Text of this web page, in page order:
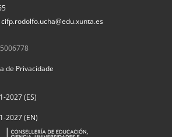
cifp.rodolfo.ucha@edu.xunta.es
de Privacidade
2027 (ES)
2027 (EN)